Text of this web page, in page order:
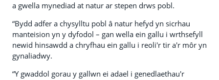
a gwella mynediad at natur ar stepen drws pobl.
“Bydd adfer a chysylltu pobl â natur hefyd yn sicrhau
manteision yn y dyfodol – gan wella ein gallu i wrthsefyll
newid hinsawdd a chryfhau ein gallu i reoli'r tir a'r môr yn
gynaliadwy.
“Y gwaddol gorau y gallwn ei adael i genedlaethau'r